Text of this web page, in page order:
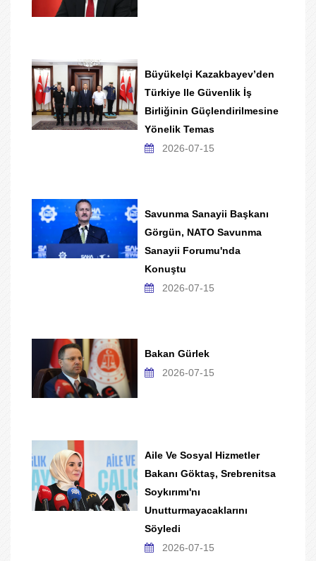
Büyükelçi Kazakbayev’den
Türkiye Ile Güvenlik İş
Birliğinin Güçlendirilmesine
Yönelik Temas
2026-07-15
Savunma Sanayii Başkanı
Görgün, NATO Savunma
Sanayii Forumu'nda
Konuştu
2026-07-15
Bakan Gürlek
2026-07-15
Aile Ve Sosyal Hizmetler
Bakanı Göktaş, Srebrenitsa
Soykırımı'nı
Unutturmayacaklarını
Söyledi
2026-07-15